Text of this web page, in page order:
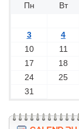
Пн
Вт
3
4
10
11
17
18
24
25
31